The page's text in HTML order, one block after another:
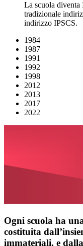
La scuola diventa
tradizionale
indirizzo IPSCS.
1984
1987
1991
1992
1998
2012
2013
2017
2022
Ogni scuola ha
costituita
immateriali, e